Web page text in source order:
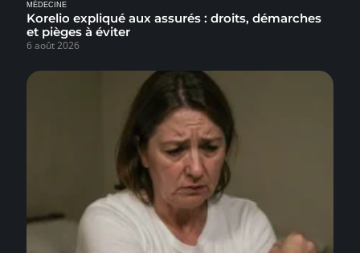
MÉDECINE
Korelio expliqué aux assurés : droits, démarches
et pièges à éviter
6 août 2026